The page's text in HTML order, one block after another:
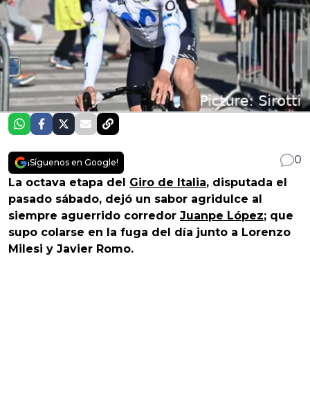
¡Síguenos en Google!
0
La octava etapa del Giro de Italia, disputada el
pasado sábado, dejó un sabor agridulce al
siempre aguerrido corredor Juanpe López; que
supo colarse en la fuga del día junto a Lorenzo
Milesi y Javier Romo.